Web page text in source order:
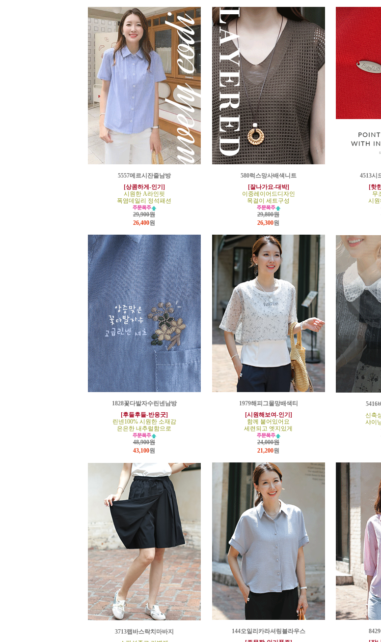
5557메르시잔줄남방
[상콤하게-인기]
시원한 A라인핏
폭염데일리 정석패션
29,900원
26,400원
580럭스망사배색니트
[잘나가요-대박]
이중레이어드디자인
목걸이 세트구성
29,800원
26,300원
4513시
[핫
무
시원
1828꽃다발자수린넨남방
[후들후들-반응굿]
린넨100% 시원한 소재감
은은한 내추럴함으로
48,900원
43,100원
1979해피그물망배색티
[시원해보여-인기]
함께 붙어있어요
세련되고 엣지있게
24,000원
21,200원
5416
신축
샤이
3713랩바스락치마바지
144오일리카라셔링블라우스